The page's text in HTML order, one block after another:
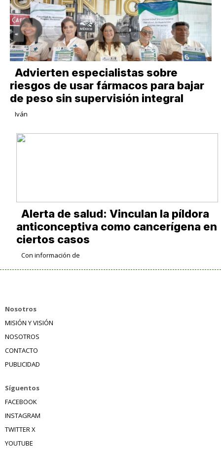
Advierten especialistas sobre
riesgos de usar fármacos para bajar
de peso sin supervisión integral
Iván
Alerta de salud: Vinculan la píldora
anticonceptiva como cancerígena en
ciertos casos
Con información de
Nosotros
MISIÓN Y VISIÓN
NOSOTROS
CONTACTO
PUBLICIDAD
Síguentos
FACEBOOK
INSTAGRAM
TWITTER X
YOUTUBE